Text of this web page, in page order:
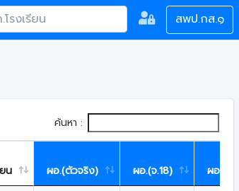
สพป.กส.๑
ค้นหา :
น ผอ.(ตัวจริง) ผอ.(จ.18)
ผอ.(ก